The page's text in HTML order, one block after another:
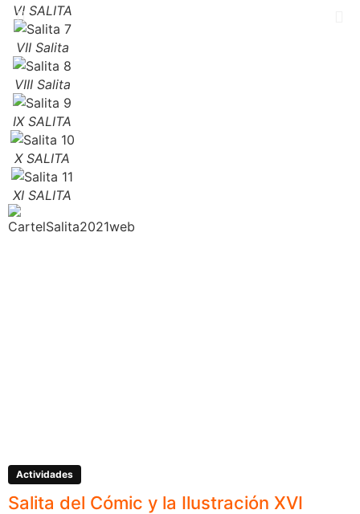
VI SALITA
VII Salita
VIII Salita
IX SALITA
X SALITA
XI SALITA
Actividades
Salita del Cómic y la Ilustración XVI